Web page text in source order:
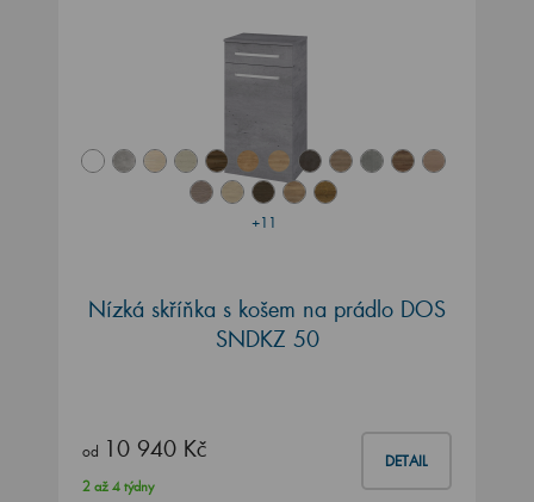
+11
Nízká skříňka s košem na prádlo DOS
SNDKZ 50
od 10 940 Kč DETAIL
2 až 4 týdny